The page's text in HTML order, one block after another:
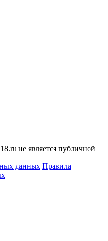
не является публичной
данных Правила